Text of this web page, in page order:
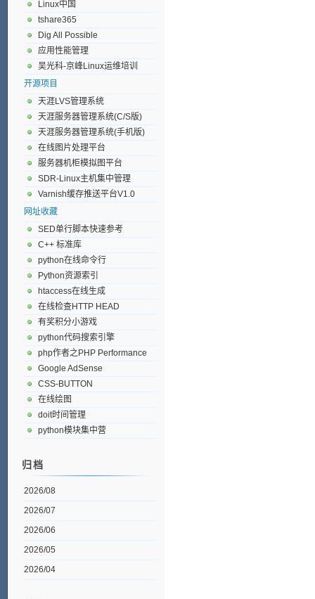
Linux中国
tshare365
Dig All Possible
应用性能管理
吴光科-京峰Linux运维培训
开源项目
天涯LVS管理系统
天涯服务器管理系统(C/S版)
天涯服务器管理系统(手机版)
在线图片处理平台
服务器机柜模拟图平台
SDR-Linux主机集中管理
Varnish缓存推送平台V1.0
网址收藏
SED单行脚本快速参考
C++ 标准库
python在线命令行
Python资源索引
htaccess在线生成
在线检查HTTP HEAD
有奖积分小游戏
python代码搜索引擎
php作者之PHP Performance
Google AdSense
CSS-BUTTON
在线绘图
doit时间管理
python模块集中营
归档
2026/08
2026/07
2026/06
2026/05
2026/04